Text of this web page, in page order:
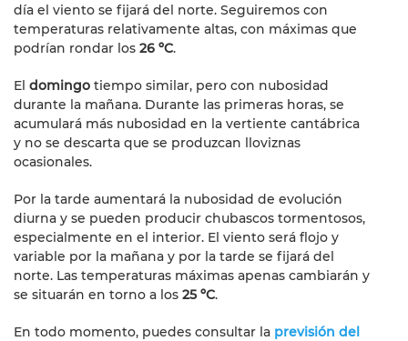
día el viento se fijará del norte. Seguiremos con
temperaturas relativamente altas, con máximas que
podrían rondar los 26 ºC.
El domingo tiempo similar, pero con nubosidad
durante la mañana. Durante las primeras horas, se
acumulará más nubosidad en la vertiente cantábrica
y no se descarta que se produzcan lloviznas
ocasionales.
Por la tarde aumentará la nubosidad de evolución
diurna y se pueden producir chubascos tormentosos,
especialmente en el interior. El viento será flojo y
variable por la mañana y por la tarde se fijará del
norte. Las temperaturas máximas apenas cambiarán y
se situarán en torno a los 25 ºC.
En todo momento, puedes consultar la previsión del